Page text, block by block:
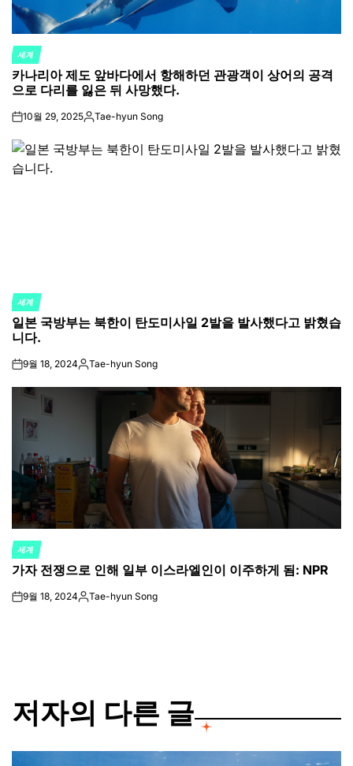
POSTED
IN
세계
카나리아 제도 앞바다에서 항해하던 관광객이 상어의 공격
으로 다리를 잃은 뒤 사망했다.
on10월 29, 2025Posted
Tae-hyun Song
POSTED
IN
세계
일본 국방부는 북한이 탄도미사일 2발을 발사했다고 밝혔습
니다.
on9월 18, 2024Posted
Tae-hyun Song
POSTED
IN
세계
가자 전쟁으로 인해 일부 이스라엘인이 이주하게 됨: NPR
on9월 18, 2024Posted
Tae-hyun Song
저자의 다른 글